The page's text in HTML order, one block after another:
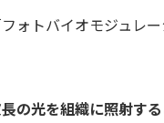
ォトバイオモジュ
の光を組織に照射す